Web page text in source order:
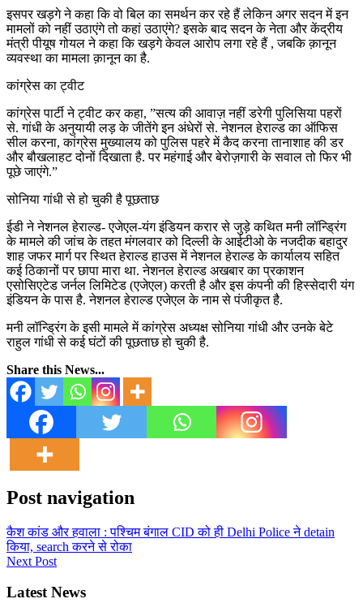
इसपर खड़गे ने कहा कि वो बिल का समर्थन कर रहे हैं लेकिन अगर सदन में इन
मामलों को नहीं उठाएंगे तो कहां उठाएंगे? इसके बाद सदन के नेता और केंद्रीय
मंत्री पीयूष गोयल ने कहा कि खड़गे केवल आरोप लगा रहे हैं , जबकि क़ानून
व्यवस्था का मामला क़ानून का है.
कांग्रेस का ट्वीट
कांग्रेस पार्टी ने ट्वीट कर कहा, ”सत्य की आवाज़ नहीं डरेगी पुलिसिया पहरों
से. गांधी के अनुयायी लड़ के जीतेंगे इन अंधेरों से. नेशनल हेराल्ड का ऑफिस
सील करना, कांग्रेस मुख्यालय को पुलिस पहरे में कैद करना तानाशाह की डर
और बौखलाहट दोनों दिखाता है. पर महंगाई और बेरोज़गारी के सवाल तो फिर भी
पूछे जाएंगे.”
सोनिया गांधी से हो चुकी है पूछताछ
ईडी ने नेशनल हेराल्ड- एजेएल-यंग इंडियन करार से जुड़े कथित मनी लॉन्ड्रिंग
के मामले की जांच के तहत मंगलवार को दिल्ली के आईटीओ के नजदीक बहादुर
शाह जफर मार्ग पर स्थित हेराल्ड हाउस में नेशनल हेराल्ड के कार्यालय सहित
कई ठिकानों पर छापा मारा था. नेशनल हेराल्ड अखबार का प्रकाशन
एसोसिएटेड जर्नल लिमिटेड (एजेएल) करती है और इस कंपनी की हिस्सेदारी यंग
इंडियन के पास है. नेशनल हेराल्ड एजेएल के नाम से पंजीकृत है.
मनी लॉन्ड्रिंग के इसी मामले में कांग्रेस अध्यक्ष सोनिया गांधी और उनके बेटे
राहुल गांधी से कई घंटों की पूछताछ हो चुकी है.
Share this News...
Post navigation
कैश कांड और हवाला : पश्चिम बंगाल CID को ही Delhi Police ने detain
किया, search करने से रोका
Next Post
Latest News